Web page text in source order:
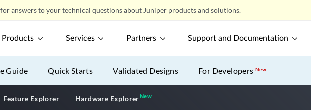
for answers to your technical questions about Juniper products and solutions.
Products Services Partners Support and Documentation
Guide Quick Starts Validated Designs For DevelopersNew
Feature Explorer Hardware ExplorerNewNew application